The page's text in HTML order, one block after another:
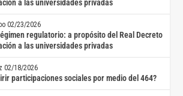
a las universidades privadas
02/23/2026
regulatorio: a propósito del Real Decreto
a las universidades privadas
02/18/2026
participaciones sociales por medio del 464?